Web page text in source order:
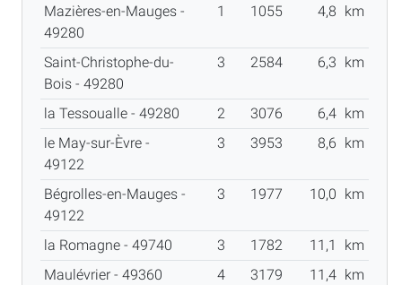
Mazières-en-Mauges -
49280
1 1055 4,8 km
Saint-Christophe-du-
Bois - 49280
3 2584 6,3 km
la Tessoualle - 49280 2 3076 6,4 km
le May-sur-Èvre -
49122
3 3953 8,6 km
Bégrolles-en-Mauges -
49122
3 1977 10,0 km
la Romagne - 49740 3 1782 11,1
km
Maulévrier - 49360
4 3179 11,4 km